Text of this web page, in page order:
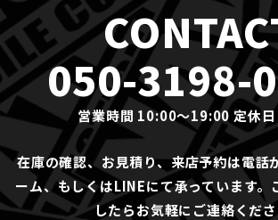
050-3198-
営業時間 10:00〜19:00 定休日
在庫の確認、お見積り、来店予約は電話
ーム、もしくはLINEにて承っています。
したらお気軽にご連絡くださ